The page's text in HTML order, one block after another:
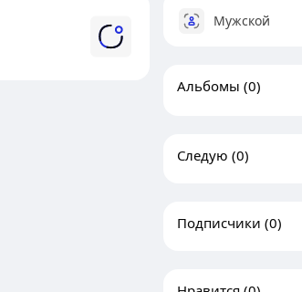
Мужской
Альбомы (0)
Следую (0)
Подписчики (0)